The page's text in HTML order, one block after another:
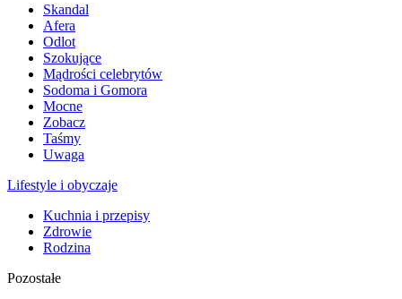
Skandal
Afera
Odlot
Szokujące
Mądrości celebrytów
Sodoma i Gomora
Mocne
Zobacz
Taśmy
Uwaga
Lifestyle i obyczaje
Kuchnia i przepisy
Zdrowie
Rodzina
Pozostałe